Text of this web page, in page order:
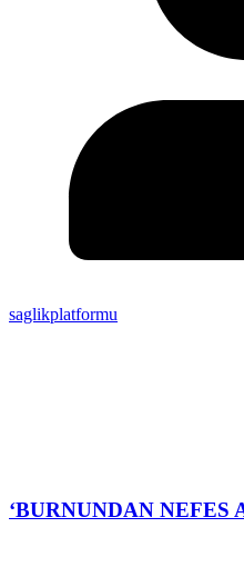
saglikplatformu
‘BURNUNDAN NEFES